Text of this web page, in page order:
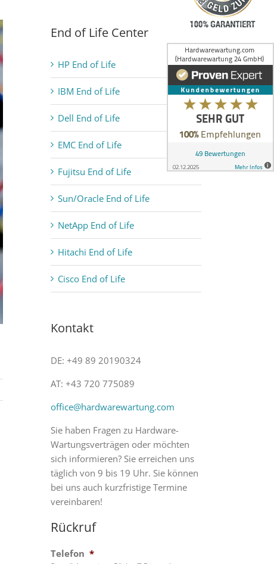
End of Life Center
HP End of Life
IBM End of Life
Dell End of Life
EMC End of Life
Fujitsu End of Life
Sun/Oracle End of Life
NetApp End of Life
Hitachi End of Life
Cisco End of Life
Kontakt
DE: +49 89 20190324
AT: +43 720 775089
office@hardwarewartung.com
Sie haben Fragen zu Hardware-
Wartungsverträgen oder möchten
sich informieren? Sie erreichen uns
täglich von 9 bis 19 Uhr. Sie können
bei uns auch kurzfristige Termine
vereinbaren!
Rückruf
Telefon *